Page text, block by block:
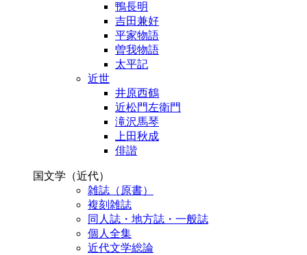
鴨長明
吉田兼好
平家物語
曽我物語
太平記
近世
井原西鶴
近松門左衛門
滝沢馬琴
上田秋成
俳諧
国文学（近代）
雑誌（原書）
複刻雑誌
同人誌・地方誌・一般誌
個人全集
近代文学総論